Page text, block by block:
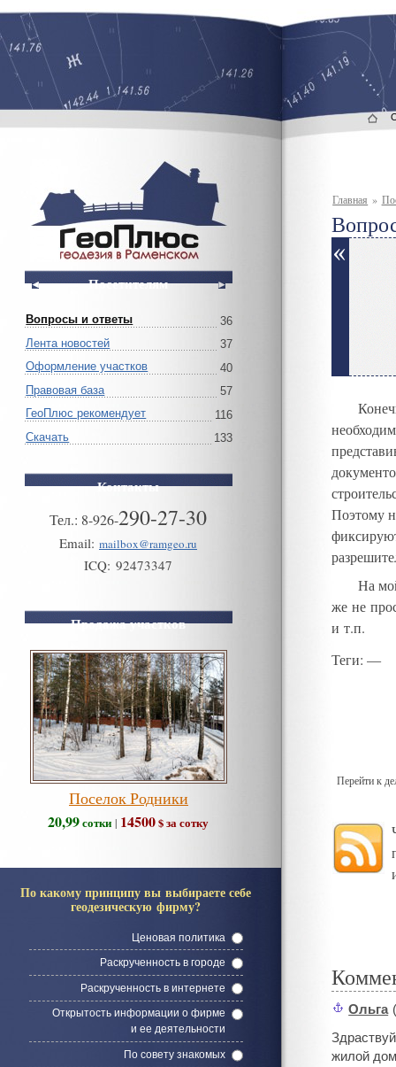
Посетителям
Вопросы и ответы
36
Лента новостей
37
Оформление участков
40
Правовая база
57
ГеоПлюс рекомендует
116
Скачать
133
Контакты
Тел.: 8-926-290-27-30
Email: mailbox@ramgeo.ru
ICQ: 92473347
Продажа участков
Поселок Родники
20,99сотки | 14500$ за сотку
По какому принципу вы выбираете себе
геодезическую фирму?
Ценовая политика
Раскрученность в городе
Раскрученность в интернете
Открытость информации о фирме
и ее деятельности
По совету знакомых
Главная »
Поэтому
На
же не
и т.п.
Теги: —
Перейти к
#Ольга
жилой